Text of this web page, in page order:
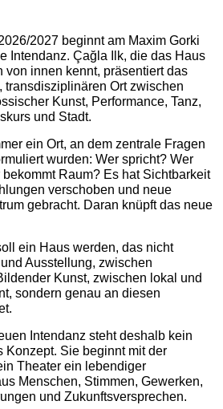
2027 beginnt am Maxim Gorki
Intendanz. Çağla Ilk, die das Haus
von innen kennt, präsentiert das
transdisziplinären Ort zwischen
Kunst, Performance, Tanz,
und Stadt.
ein Ort, an dem zentrale Fragen
wurden: Wer spricht? Wer
Raum? Es hat Sichtbarkeit
verschoben und neue
gebracht. Daran knüpft das neue
ein Haus werden, das nicht
Ausstellung, zwischen
Kunst, zwischen lokal und
sondern genau an diesen
Intendanz steht deshalb kein
Konzept. Sie beginnt mit der
Theater ein lebendiger
Menschen, Stimmen, Gewerken,
und Zukunftsversprechen.